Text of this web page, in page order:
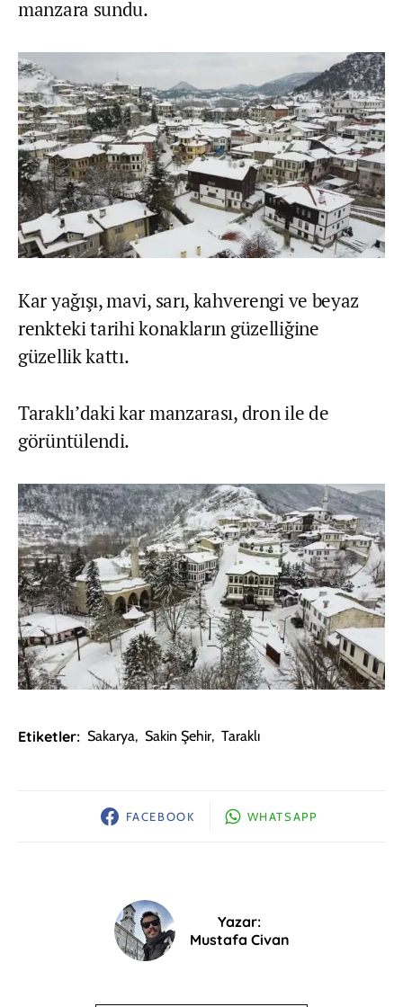
manzara sundu.
Kar yağışı, mavi, sarı, kahverengi ve beyaz
renkteki tarihi konakların güzelliğine
güzellik kattı.
Taraklı’daki kar manzarası, dron ile de
görüntülendi.
Etiketler: Sakarya, Sakin Şehir, Taraklı
FACEBOOK WHATSAPP
Yazar:
Mustafa Civan